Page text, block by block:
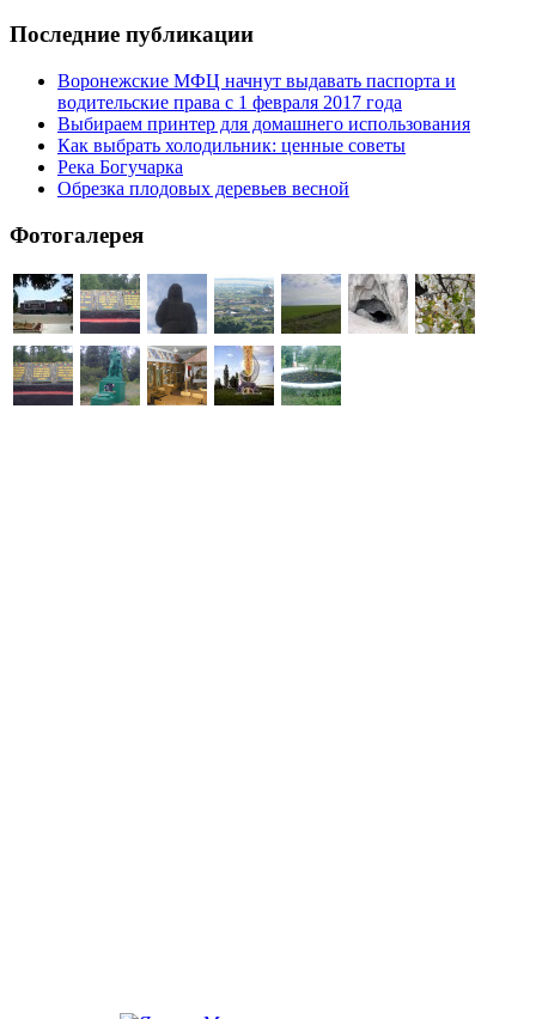
Последние публикации
Воронежские МФЦ начнут выдавать паспорта и
водительские права с 1 февраля 2017 года
Выбираем принтер для домашнего использования
Как выбрать холодильник: ценные советы
Река Богучарка
Обрезка плодовых деревьев весной
Фотогалерея